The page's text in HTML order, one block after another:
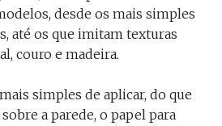
desde os mais simples
até os que imitam texturas
couro e madeira.
simples de aplicar, do que
a parede, o papel para